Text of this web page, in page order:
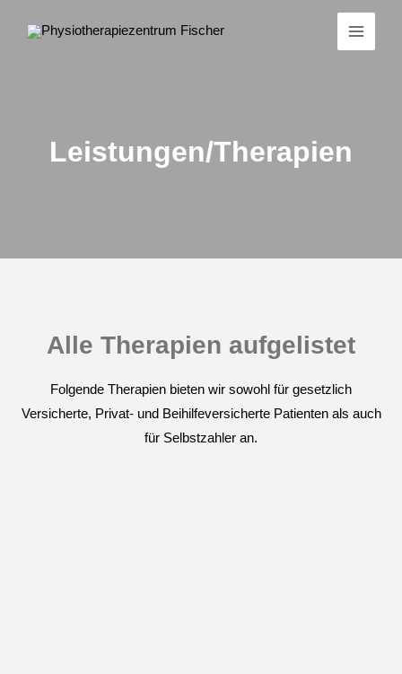
Inhalt
Main
Menu
Leistungen/Therapien
Alle Therapien aufgelistet
Folgende Therapien bieten wir sowohl für gesetzlich
Versicherte, Privat- und Beihilfeversicherte Patienten als auch
für Selbstzahler an.